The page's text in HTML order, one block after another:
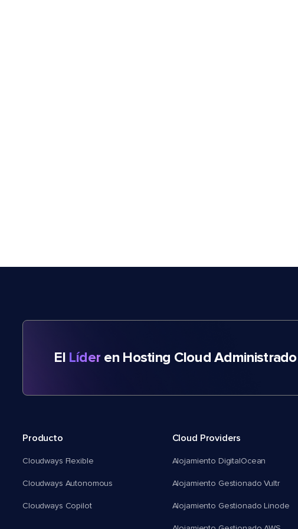
El Líder en Hosting Cloud
Producto
Cloudways Flexible
Cloudways Autonomous
Cloudways Copilot
Cloud Providers
Alojamiento DigitalOcean
Alojamiento Gestionado Vultr
Alojamiento Gestionado Linode